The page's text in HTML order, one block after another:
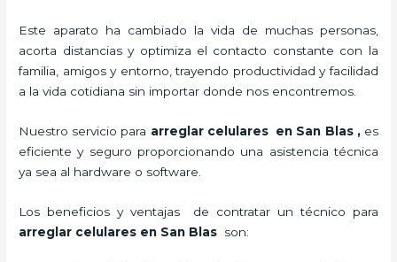
Este aparato ha cambiado la vida de muchas personas,
acorta distancias y optimiza el contacto constante con la
familia, amigos y entorno, trayendo productividad y facilidad
a la vida cotidiana sin importar donde nos encontremos.
Nuestro servicio para arreglar celulares en San Blas ,es
eficiente y seguro proporcionando una asistencia técnica
ya sea al hardware o software.
Los beneficios y ventajas de contratar un técnico para
arreglar celulares en San Blas son: